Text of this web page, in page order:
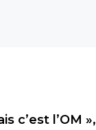
c’est l’OM »,